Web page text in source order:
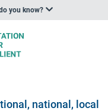
you know?
national, local